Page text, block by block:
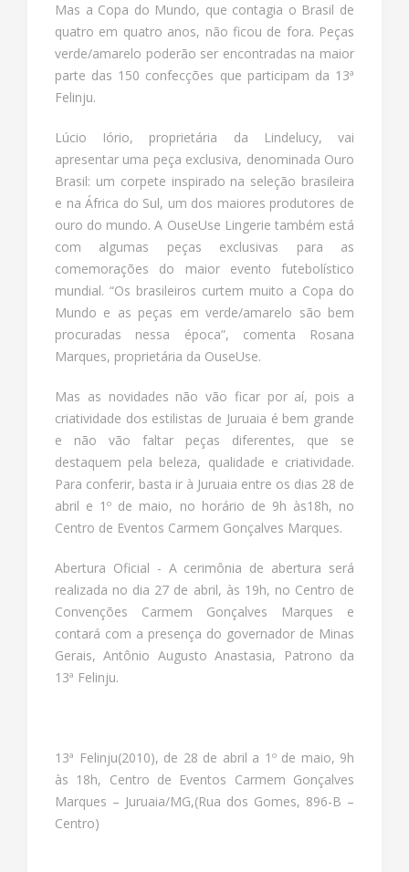
Mas a Copa do Mundo, que contagia o Brasil de
quatro em quatro anos, não ficou de fora. Peças
verde/amarelo poderão ser encontradas na maior
parte das 150 confecções que participam da 13ª
Felinju.
Lúcio Iório, proprietária da Lindelucy, vai
apresentar uma peça exclusiva, denominada Ouro
Brasil: um corpete inspirado na seleção brasileira
e na África do Sul, um dos maiores produtores de
ouro do mundo. A OuseUse Lingerie também está
com algumas peças exclusivas para as
comemorações do maior evento futebolístico
mundial. “Os brasileiros curtem muito a Copa do
Mundo e as peças em verde/amarelo são bem
procuradas nessa época”, comenta Rosana
Marques, proprietária da OuseUse.
Mas as novidades não vão ficar por aí, pois a
criatividade dos estilistas de Juruaia é bem grande
e não vão faltar peças diferentes, que se
destaquem pela beleza, qualidade e criatividade.
Para conferir, basta ir à Juruaia entre os dias 28 de
abril e 1º de maio, no horário de 9h às18h, no
Centro de Eventos Carmem Gonçalves Marques.
Abertura Oficial - A cerimônia de abertura será
realizada no dia 27 de abril, às 19h, no Centro de
Convenções Carmem Gonçalves Marques e
contará com a presença do governador de Minas
Gerais, Antônio Augusto Anastasia, Patrono da
13ª Felinju.
13ª Felinju(2010), de 28 de abril a 1º de maio, 9h
às 18h, Centro de Eventos Carmem Gonçalves
Marques – Juruaia/MG,(Rua dos Gomes, 896-B –
Centro)